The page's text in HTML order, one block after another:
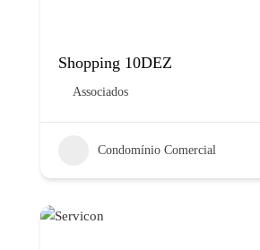
Shopping 10DEZ
Associados
Condomínio Comercial